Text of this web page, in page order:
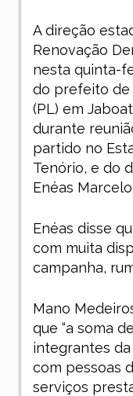
A direção
Renovação
nesta quinta-
do prefeito de
(PL) em
durante
partido no
Tenório, e do
Enéas
Enéas disse
com muita
campanha,
Mano
que “a soma
integrantes
com pessoas
serviços